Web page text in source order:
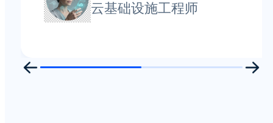
云基础设施工程师